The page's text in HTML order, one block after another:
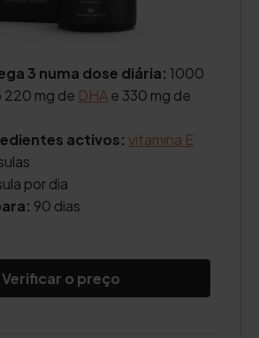
3 numa dose diária: 1000
220 mg de DHAe 330 mg de
activos: vitamina E
por dia
90 dias
Verificar o preço